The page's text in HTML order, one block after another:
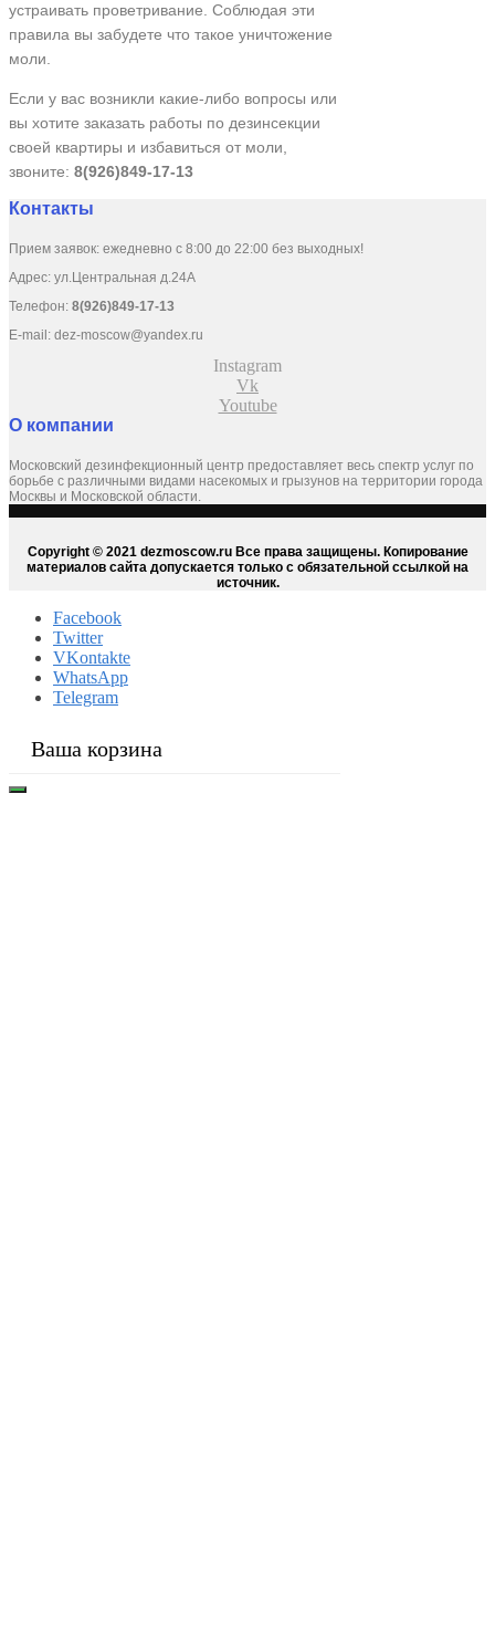
устраивать проветривание. Соблюдая эти
правила вы забудете что такое уничтожение
моли.
Если у вас возникли какие-либо вопросы или
вы хотите заказать работы по дезинсекции
своей квартиры и избавиться от моли,
звоните: 8(926)849-17-13
Контакты
Прием заявок: ежедневно с 8:00 до 22:00 без выходных!
Адрес: ул.Центральная д.24А
Телефон: 8(926)849-17-13
E-mail: dez-moscow@yandex.ru
Instagram
Vk
Youtube
О компании
Московский дезинфекционный центр предоставляет весь спектр услуг по
борьбе с различными видами насекомых и грызунов на территории города
Москвы и Московской области.
Copyright © 2021 dezmoscow.ru Все права защищены. Копирование
материалов сайта допускается только с обязательной ссылкой на
источник.
Facebook
Twitter
VKontakte
WhatsApp
Telegram
Ваша корзина